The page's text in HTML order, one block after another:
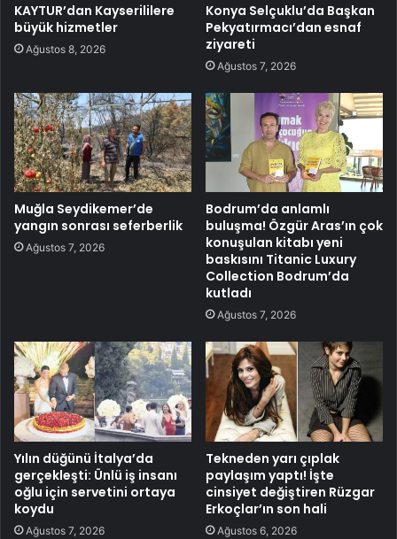
KAYTUR’dan Kayserililere
büyük hizmetler
Ağustos 8, 2026
Konya Selçuklu’da Başkan
Pekyatırmacı’dan esnaf
ziyareti
Ağustos 7, 2026
Muğla Seydikemer’de
yangın sonrası seferberlik
Ağustos 7, 2026
Bodrum’da anlamlı
buluşma! Özgür Aras’ın çok
konuşulan kitabı yeni
baskısını Titanic Luxury
Collection Bodrum’da
kutladı
Ağustos 7, 2026
Yılın düğünü İtalya’da
gerçekleşti: Ünlü iş insanı
oğlu için servetini ortaya
koydu
Ağustos 7, 2026
Tekneden yarı çıplak
paylaşım yaptı! İşte
cinsiyet değiştiren Rüzgar
Erkoçlar’ın son hali
Ağustos 6, 2026